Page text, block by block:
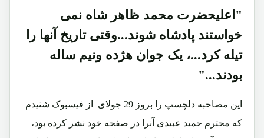
"اعلیحضرت محمد ظاهر شاه نمی
خواستند پادشاه شوند...وقتی تاریخ آنها را
تیله کرد...، یک جوان هژده ونیم ساله
بودند..."
این مصاحبه دلچسپ را بروز 29 جولای از فیسبوک شنیدم
که محترم حمید عبیدی آنرا در صفحه خود نشر کرده بود،